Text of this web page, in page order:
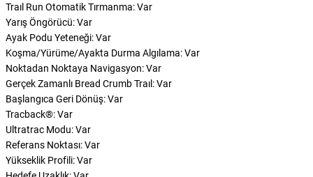
Traıl Run Otomatik Tırmanma: Var
Yarış Öngörücü: Var
Ayak Podu Yeteneği: Var
Koşma/Yürüme/Ayakta Durma Algılama: Var
Noktadan Noktaya Navigasyon: Var
Gerçek Zamanlı Bread Crumb Traıl: Var
Başlangıca Geri Dönüş: Var
Tracback®: Var
Ultratrac Modu: Var
Referans Noktası: Var
Yükseklik Profili: Var